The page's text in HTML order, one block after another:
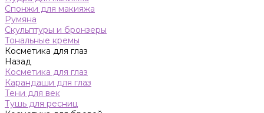
Спонжи для макияжа
Румяна
Скульптуры и бронзеры
Тональные кремы
Косметика для глаз
Назад
Косметика для глаз
Карандаши для глаз
Тени для век
Тушь для ресниц